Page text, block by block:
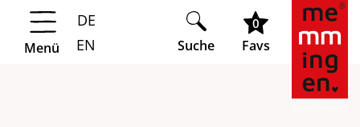
Springe zur Navigation
Springe zum Hauptinhalt
Menü
DE
EN
Suche
0
Favs